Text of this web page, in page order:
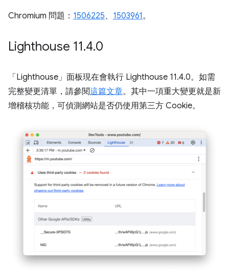
Chromium 問題： 1506225、 1503961。
Lighthouse 11.4.0
「Lighthouse」 面板現在會執行 Lighthouse 11.4.0。如需
完整變更清單，請參閱這篇文章。其中一項重大變更就是新
增稽核功能，可偵測網站是否仍使用第三方 Cookie。